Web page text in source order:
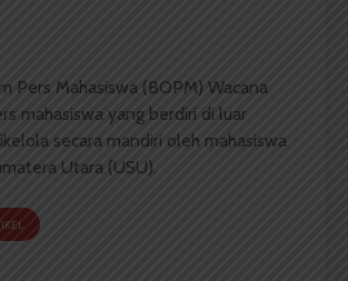
Pers Mahasiswa (BOPM) Wacana
mahasiswa yang berdiri di luar
secara mandiri oleh mahasiswa
Utara (USU).